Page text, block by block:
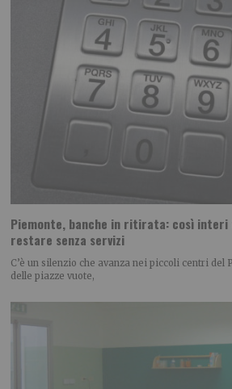
Piemonte, banche in ritirata: così
restare senza servizi
C’è un silenzio che avanza nei piccoli centri del
delle piazze vuote,